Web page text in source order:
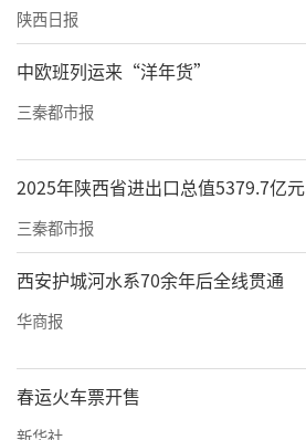
陕西日报
中欧班列运来“洋年货”
三秦都市报
2025年陕西省进出口总值5379.7亿元
三秦都市报
西安护城河水系70余年后全线贯通
华商报
春运火车票开售